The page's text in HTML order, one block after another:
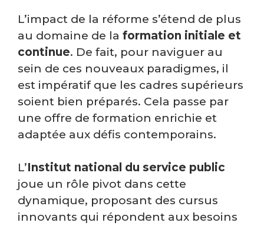
L’impact de la réforme s’étend de plus
au domaine de la formation initiale et
continue. De fait, pour naviguer au
sein de ces nouveaux paradigmes, il
est impératif que les cadres supérieurs
soient bien préparés. Cela passe par
une offre de formation enrichie et
adaptée aux défis contemporains.
L’Institut national du service public
joue un rôle pivot dans cette
dynamique, proposant des cursus
innovants qui répondent aux besoins